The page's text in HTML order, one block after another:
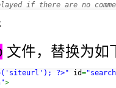
if there are no
文件，替换为如
?>" id=
>